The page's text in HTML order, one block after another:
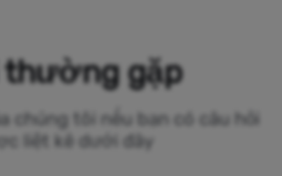
thường gặp
chúng tôi nếu bạn có câu hỏi
liệt kê dưới đây